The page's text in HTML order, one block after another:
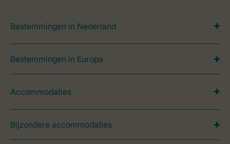
Bestemmingen in Nederland
Bestemmingen in Europa
Accommodaties
Bijzondere accommodaties